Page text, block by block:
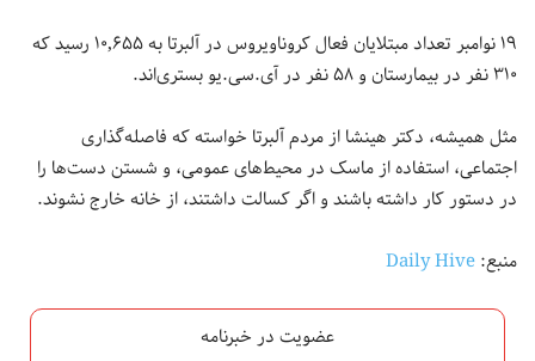
۱۹ نوامبر تعداد مبتلایان فعال کروناویروس در آلبرتا به ۱۰,۶۵۵ رسید که
۳۱۰ نفر در بیمارستان و ۵۸ نفر در آی.سی.یو بستری‌اند.
مثل همیشه، دکتر هینشا از مردم آلبرتا خواسته که فاصله‌گذاری
اجتماعی، استفاده از ماسک در محیط‌های عمومی، و شستن دست‌ها را
در دستور کار داشته باشند و اگر کسالت داشتند، از خانه خارج نشوند.
منبع:Daily Hive
عضویت در خبرنامه